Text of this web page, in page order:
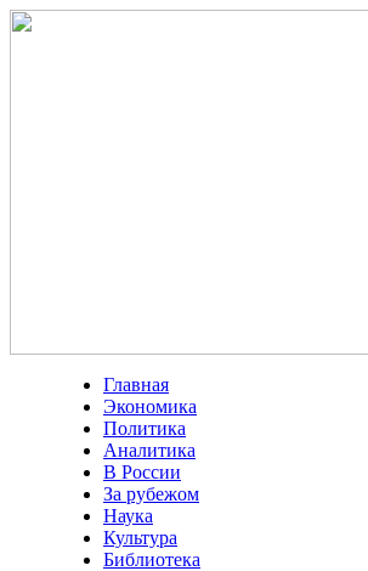
Главная
Экономика
Политика
Аналитика
В России
За рубежом
Наука
Культура
Библиотека